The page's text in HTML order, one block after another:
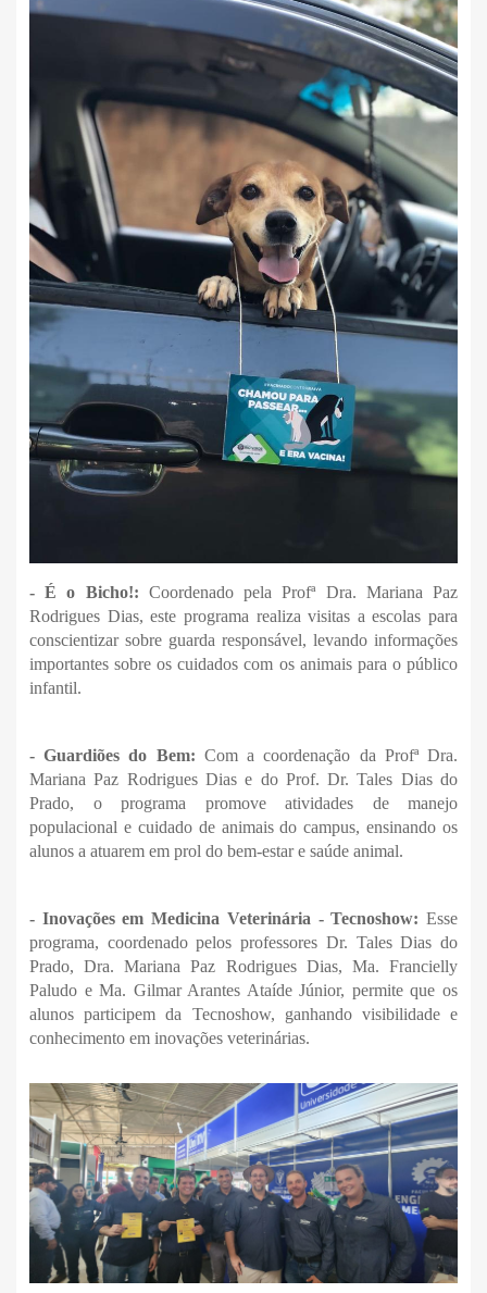
- É o Bicho!: Coordenado pela Profª Dra. Mariana Paz
Rodrigues Dias, este programa realiza visitas a escolas para
conscientizar sobre guarda responsável, levando informações
importantes sobre os cuidados com os animais para o público
infantil.
- Guardiões do Bem: Com a coordenação da Profª Dra.
Mariana Paz Rodrigues Dias e do Prof. Dr. Tales Dias do
Prado, o programa promove atividades de manejo
populacional e cuidado de animais do campus, ensinando os
alunos a atuarem em prol do bem-estar e saúde animal.
- Inovações em Medicina Veterinária - Tecnoshow: Esse
programa, coordenado pelos professores Dr. Tales Dias do
Prado, Dra. Mariana Paz Rodrigues Dias, Ma. Francielly
Paludo e Ma. Gilmar Arantes Ataíde Júnior, permite que os
alunos participem da Tecnoshow, ganhando visibilidade e
conhecimento em inovações veterinárias.